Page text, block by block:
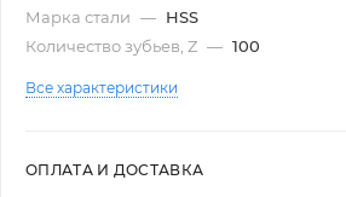
Марка стали — HSS
Количество зубьев, Z — 100
Все характеристики
ОПЛАТА И ДОСТАВКА